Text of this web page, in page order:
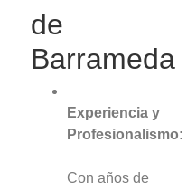
de
Barrameda
Experiencia y
Profesionalismo:
Con años de